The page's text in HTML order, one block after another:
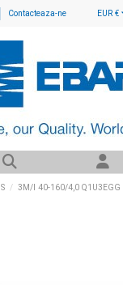
Contacteaza-ne EUR €
3M/I 40-160/4,0 Q1U3EGG